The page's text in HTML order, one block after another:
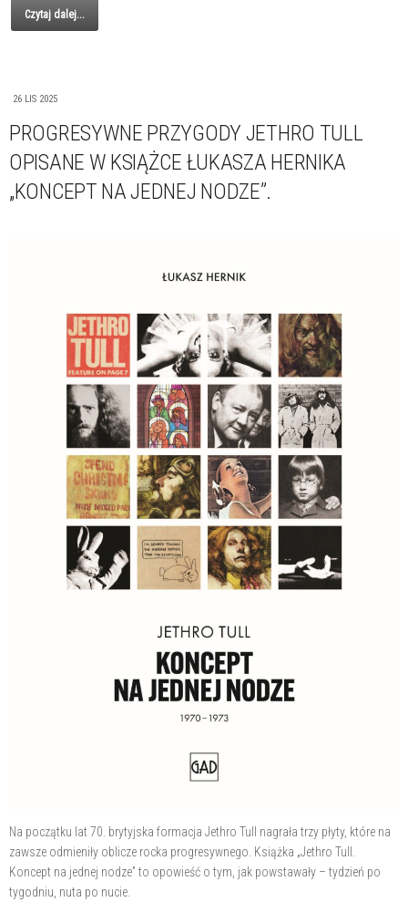
Czytaj dalej...
26 LIS 2025
PROGRESYWNE PRZYGODY JETHRO TULL
OPISANE W KSIĄŻCE ŁUKASZA HERNIKA
„KONCEPT NA JEDNEJ NODZE”.
Na początku lat 70. brytyjska formacja Jethro Tull nagrała trzy płyty, które na
zawsze odmieniły oblicze rocka progresywnego. Książka „Jethro Tull.
Koncept na jednej nodze” to opowieść o tym, jak powstawały – tydzień po
tygodniu, nuta po nucie.